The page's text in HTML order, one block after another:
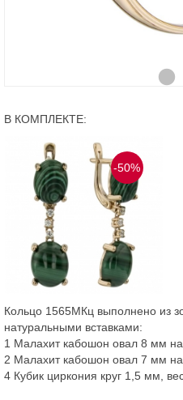
В КОМПЛЕКТЕ:
-50%
Кольцо 1565МКц выполнено из
натуральными вставками:
1 Малахит кабошон овал 8 мм
2 Малахит кабошон овал 7 мм
4 Кубик циркония круг 1,5 мм,